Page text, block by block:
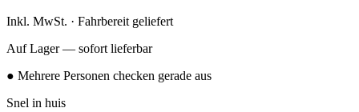
Inkl. MwSt. · Fahrbereit geliefert
Auf Lager — sofort lieferbar
● Mehrere Personen checken gerade aus
Snel in huis